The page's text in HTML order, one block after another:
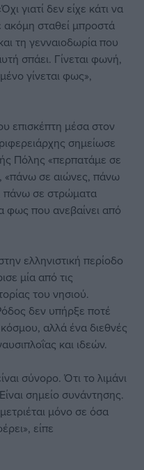
γιατί δεν είχε κάτι να
ακόμη σταθεί μπροστά
τη γενναιοδωρία που
σπάει. Γίνεται φωνή,
γίνεται φως»,
επισκέπτη μέσα στον
σημείωσε
Πόλης «περπατάμε σε
«πάνω σε αιώνες, πάνω
πάνω σε στρώματα
φως που ανεβαίνει από
ελληνιστική περίοδο
μία από τις
του νησιού.
δεν υπήρξε ποτέ
αλλά ένα διεθνές
και ιδεών.
σύνορο. Ότι το λιμάνι
σημείο συνάντησης.
μόνο σε όσα
είπε